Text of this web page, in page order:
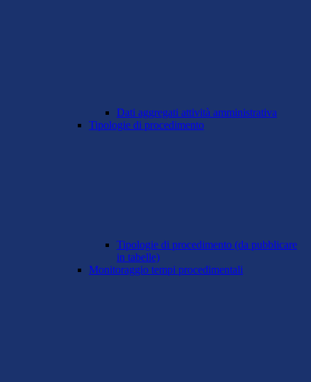
Dati aggregati attività amministrativa
Tipologie di procedimento
Tipologie di procedimento (da pubblicare
in tabelle)
Monitoraggio tempi procedimentali